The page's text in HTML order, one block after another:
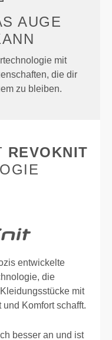
AUGE
mit
die dir
zu bleiben.
REVOKNIT
entwickelte
die
mit
Komfort schafft.
besser an und ist